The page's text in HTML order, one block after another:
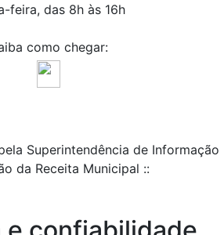
feira, das 8h às 16h
como chegar:
Superintendência de Informação
da Receita Municipal ::